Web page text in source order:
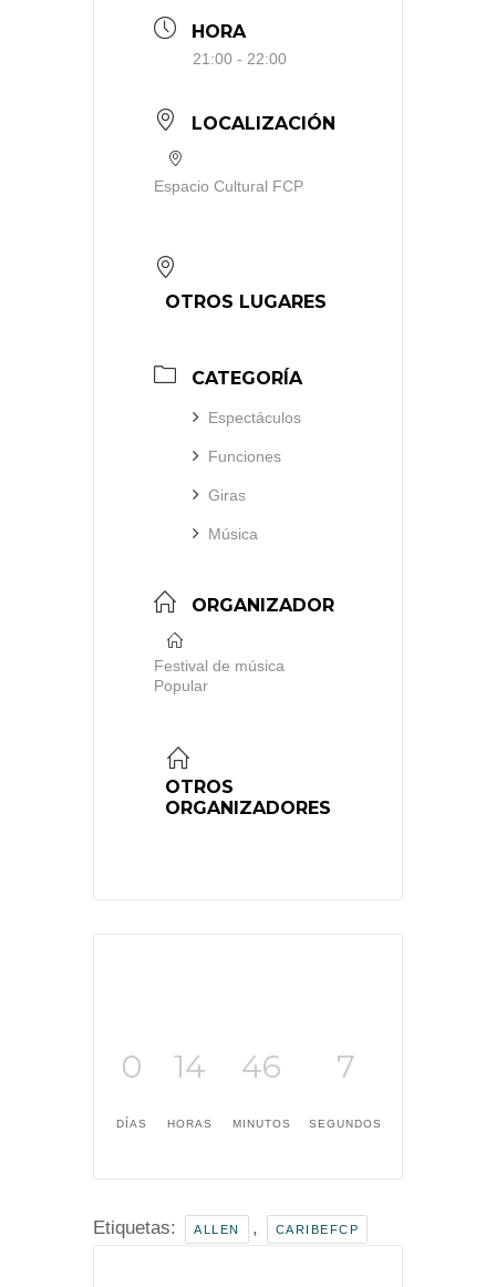
HORA
21:00 - 22:00
LOCALIZACIÓN
Espacio Cultural FCP
OTROS LUGARES
CATEGORÍA
Espectáculos
Funciones
Giras
Música
ORGANIZADOR
Festival de música
Popular
OTROS
ORGANIZADORES
0
DÍAS
14
HORAS
46
MINUTOS
7
SEGUNDOS
Etiquetas: ALLEN , CARIBEFCP